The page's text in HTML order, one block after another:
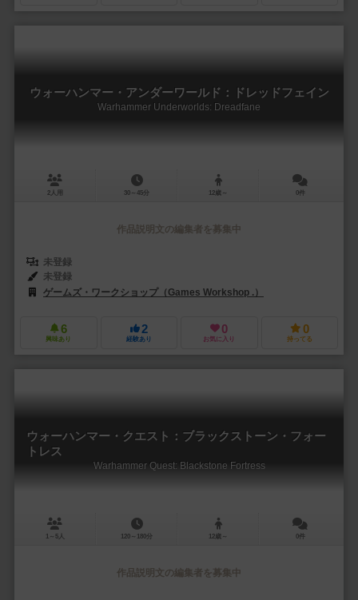
ウォーハンマー・アンダーワールド：ドレッドフェイン
Warhammer Underworlds: Dreadfane
2人用 30～45分 12歳～ 0件
作品説明文の編集者を募集中
未登録
未登録
ゲームズ・ワークショップ（Games Workshop .）
6
興味あり
2
経験あり
0
お気に入り
0
持ってる
ウォーハンマー・クエスト：ブラックストーン・フォー
トレス
Warhammer Quest: Blackstone Fortress
1～5人 120～180分 12歳～ 0件
作品説明文の編集者を募集中